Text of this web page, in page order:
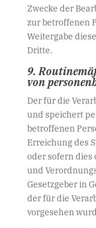
Zwecke der
zur betroffenen
Weitergabe
Dritte.
9.
von
Der für die
und speichert
betroffenen
Erreichung des
oder sofern
und
Gesetzgeber in
der für die
vorgesehen